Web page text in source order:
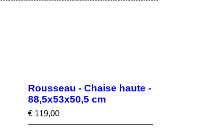
Rousseau - Chaise haute -
88,5x53x50,5 cm
€ 119,00